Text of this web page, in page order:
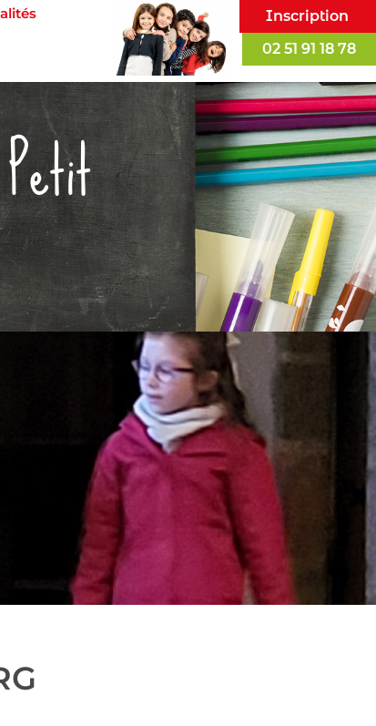
Inscription
02 51 91 18 78